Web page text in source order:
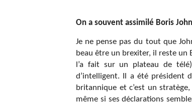
On a souvent assimilé Boris
Je ne pense pas du tout que
beau être un brexiter, il reste un
l’a fait sur un plateau de
d’intelligent. Il a été président
britannique et c’est un
même si ses déclarations